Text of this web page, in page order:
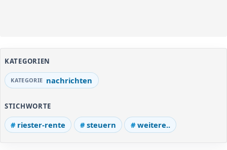
KATEGORIEN
nachrichten
STICHWORTE
riester-rente steuern weitere..